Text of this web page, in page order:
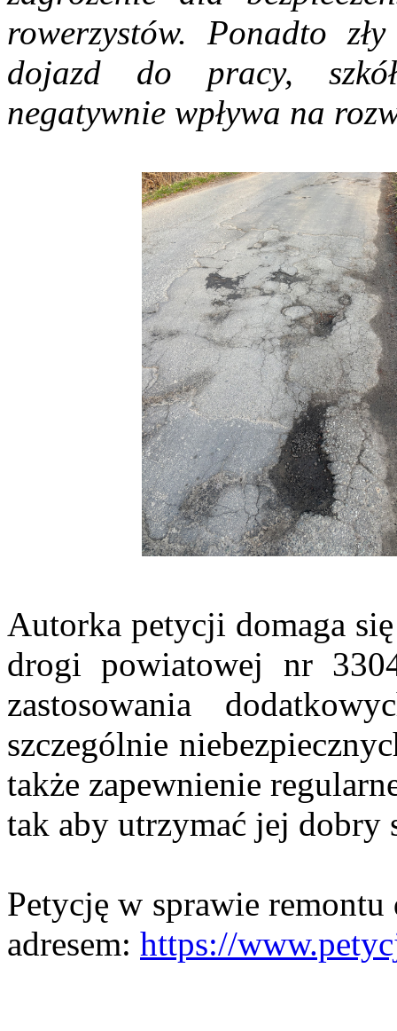
rowerzystów. Ponadto
dojazd do pracy,
negatywnie wpływa na
Autorka petycji domaga
drogi powiatowej nr
zastosowania
szczególnie
także zapewnienie
tak aby utrzymać jej dobry
Petycję w sprawie
adresem: https://